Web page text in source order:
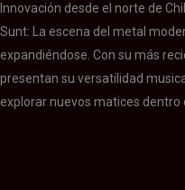
Innovación desde el norte de
Sunt: La escena del metal
expandiéndose. Con su más
presentan su versatilidad
explorar nuevos matices dentro